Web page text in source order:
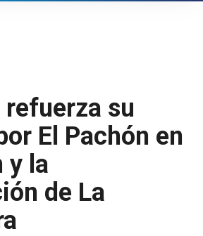
refuerza su
El Pachón en
y la
de La